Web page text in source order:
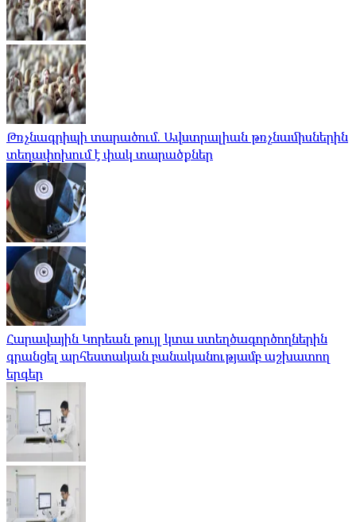
Թռչնագրիպի տարածում. Ավստրալիան թռչնամիսներին
տեղափոխում է փակ տարածքներ
Հարավային Կորեան թույլ կտա ստեղծագործողներին
գրանցել արհեստական ​​բանականությամբ աշխատող
երգեր